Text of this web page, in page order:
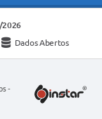
2026
Dados Abertos
-